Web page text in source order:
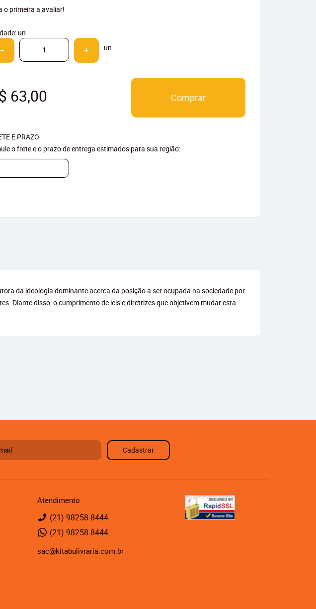
o primeira a avaliar!
un
un
63,00 Comprar
E PRAZO
o frete e o prazo de entrega estimados para sua região:
da ideologia dominante acerca da posição a ser ocupada na sociedade por
Diante disso, o cumprimento de leis e diretrizes que objetivem mudar esta
Cadastrar
Atendimento
(21) 98258-8444
(21) 98258-8444
sac@kitabulivraria.com.br